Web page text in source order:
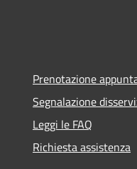
Prenotazione
Segnalazione
Leggi le FAQ
Richiesta assistenza